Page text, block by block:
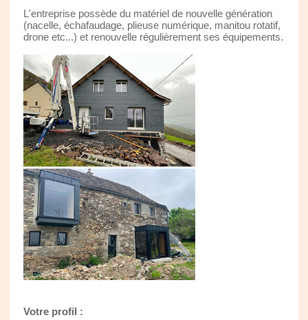
L'entreprise possède du matériel de nouvelle génération
(nacelle, échafaudage, plieuse numérique, manitou rotatif,
drone etc...) et renouvelle régulièrement ses équipements.
Votre profil :